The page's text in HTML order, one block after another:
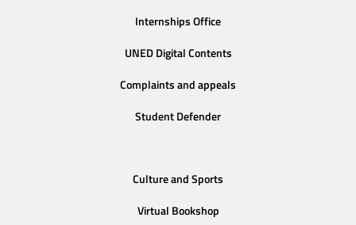
Internships Office
UNED Digital Contents
Complaints and appeals
Student Defender
Culture and Sports
Virtual Bookshop